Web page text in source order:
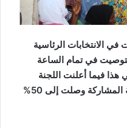
الانتخابات الرئاسية
في تمام الساعة
هذا فيما أعلنت اللجنة
الوطنية المستقلة للانتخابات أن نسبة المشاركة وصلت إلى 50%